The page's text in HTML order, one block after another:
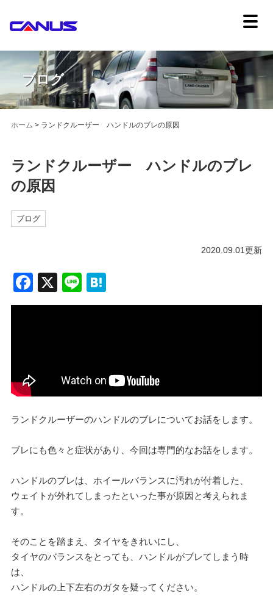
ブログ
ホーム > ランドクルーザー ハンドルのブレの原因
ランドクルーザー ハンドルのブレ
の原因
ブログ
2020.09.01更新
F
a
o
o
k
X
Li
n
at
ランドクルーザーのハンドルのブレについてお話をします。
ブレにも色々と症状があり、今回は専門的なお話をします。
ハンドルのブレは、ホイールバランスに汚れが付着した、
ウェイトが外れてしまったといった事が原因と考えられま
す。
そのことを踏まえ、タイヤをきれいにし、
タイヤのバランスをとっても、ハンドルがブレてしまう時
は、
ハンドルの上下左右のガタを疑ってください。